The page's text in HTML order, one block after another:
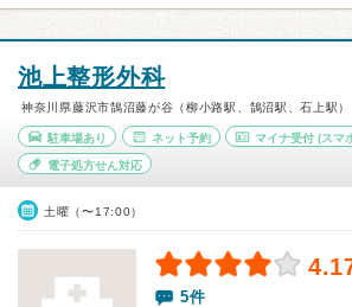
池上整形外科
神奈川県藤沢市鵠沼藤が谷（柳小路駅、鵠沼駅、石上駅）
駐車場あり ネット予約 マイナ受付 (スマ
電子処方せん対応
土曜（〜17:00）
5件